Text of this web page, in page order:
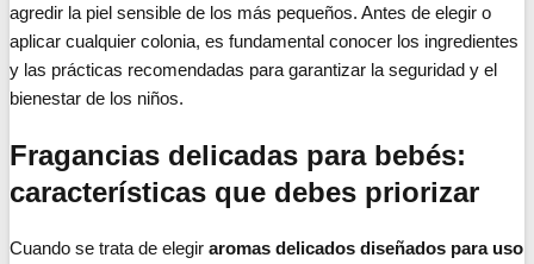
agredir la piel sensible de los más pequeños. Antes de elegir o
aplicar cualquier colonia, es fundamental conocer los ingredientes
y las prácticas recomendadas para garantizar la seguridad y el
bienestar de los niños.
Fragancias delicadas para bebés:
características que debes priorizar
Cuando se trata de elegir aromas delicados diseñados para uso